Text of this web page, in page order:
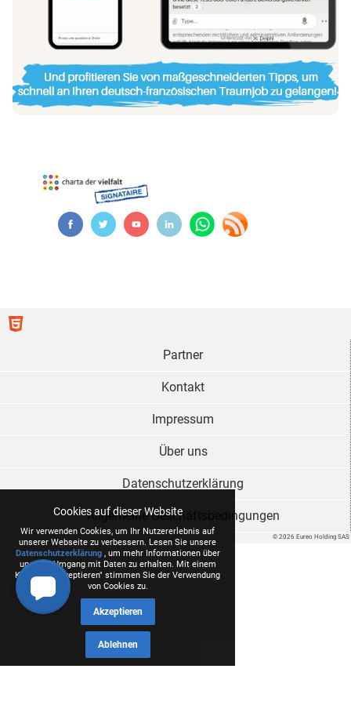
Cookies auf dieser Website
Wir verwenden Cookies, um Ihr Nutzererlebnis auf
unserer Webseite zu verbessern. Lesen Sie unsere
Datenschutzerklärung, um mehr Informationen über
unseren Umgang mit Daten zu erhalten. Mit einem
Klick auf "Akzeptieren" stimmen Sie der Verwendung
von Cookies zu.
Akzeptieren
Ablehnen
© 2026 Eureo Holding SAS
Partner
Kontakt
Impressum
Über uns
Datenschutzerklärung
Allgemeine Geschäftsbedingungen